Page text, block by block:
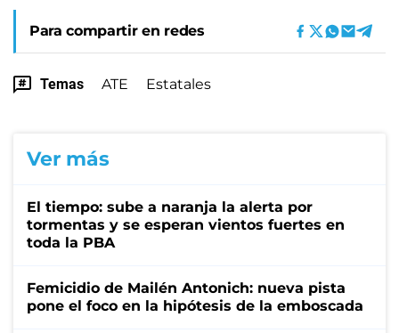
Para compartir en redes
Temas ATE Estatales
Ver más
El tiempo: sube a naranja la alerta por
tormentas y se esperan vientos fuertes en
toda la PBA
Femicidio de Mailén Antonich: nueva pista
pone el foco en la hipótesis de la emboscada